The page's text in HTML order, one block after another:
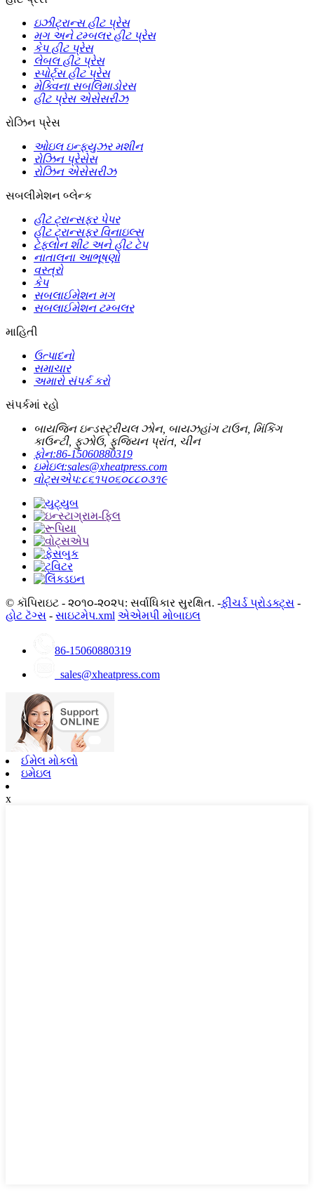
ઇઝીટ્રાન્સ હીટ પ્રેસ
મગ અને ટમ્બલર હીટ પ્રેસ
કેપ હીટ પ્રેસ
લેબલ હીટ પ્રેસ
સ્પોર્ટ્સ હીટ પ્રેસ
મેક્વિના સબલિમાડોરસ
હીટ પ્રેસ એસેસરીઝ
રોઝિન પ્રેસ
ઓઇલ ઇન્ફ્યુઝર મશીન
રોઝિન પ્રેસેસ
રોઝિન એસેસરીઝ
સબલીમેશન બ્લેન્ક
હીટ ટ્રાન્સફર પેપર
હીટ ટ્રાન્સફર વિનાઇલ્સ
ટેફલોન શીટ અને હીટ ટેપ
નાતાલના આભૂષણો
વસ્ત્રો
કેપ
સબલાઈમેશન મગ
સબલાઈમેશન ટમ્બલર
માહિતી
ઉત્પાદનો
સમાચાર
અમારો સંપર્ક કરો
સંપર્કમાં રહો
બાયજિન ઇન્ડસ્ટ્રીયલ ઝોન, બાયઝહાંગ ટાઉન, મિંકિંગ
કાઉન્ટી, ફુઝોઉ, ફુજિયન પ્રાંત, ચીન
ફોન:86-15060880319
ઇમેઇલ:sales@xheatpress.com
વોટ્સએપ:૮૬૧૫૦૬૦૮૮૦૩૧૯
© કૉપિરાઇટ - ૨૦૧૦-૨૦૨૫: સર્વાધિકાર સુરક્ષિત. -ફીચર્ડ પ્રોડક્ટ્સ -
હોટ ટૅગ્સ - સાઇટમેપ.xml એએમપી મોબાઇલ
86-15060880319
sales@xheatpress.com
ઈમેલ મોકલો
ઇમેઇલ
x